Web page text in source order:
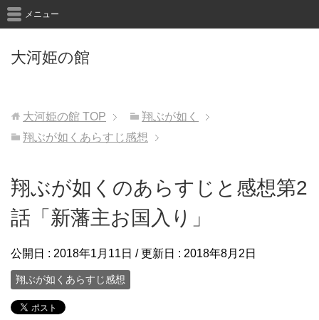
大河姫の館
メニュー
大河姫の館 TOP
翔ぶが如く
翔ぶが如くあらすじ感想
翔ぶが如くのあらすじと感想第2
話「新藩主お国入り」
公開日 : 2018年1月11日 / 更新日 : 2018年8月2日
翔ぶが如くあらすじ感想